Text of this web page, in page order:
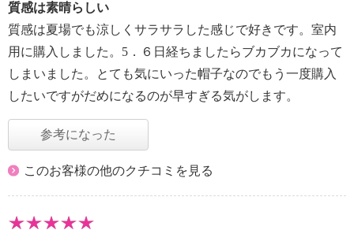
質感は素晴らしい
質感は夏場でも涼しくサラサラした感じで好きです。室内
用に購入しました。5．６日経ちましたらブカブカになって
しまいました。とても気にいった帽子なのでもう一度購入
したいですがだめになるのが早すぎる気がします。
参考になった
このお客様の他のクチコミを見る